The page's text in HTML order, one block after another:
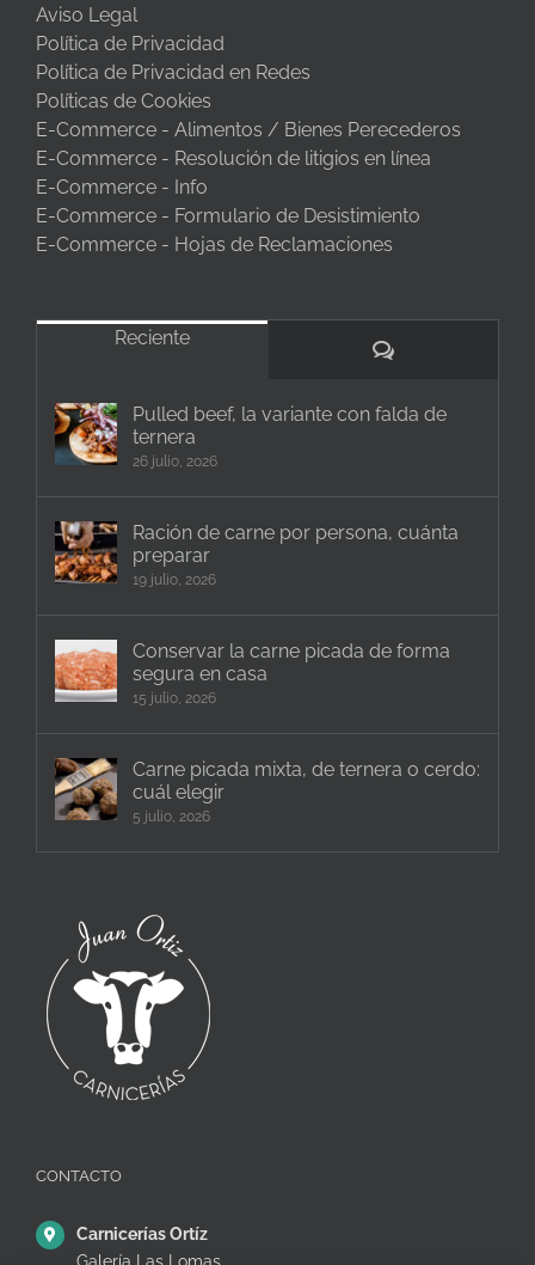
Aviso Legal
Política de Privacidad
Política de Privacidad en Redes
Políticas de Cookies
E-Commerce - Alimentos / Bienes Perecederos
E-Commerce - Resolución de litigios en línea
E-Commerce - Info
E-Commerce - Formulario de Desistimiento
E-Commerce - Hojas de Reclamaciones
Reciente
Comentarios
Pulled beef, la variante con falda de
ternera
26 julio, 2026
Ración de carne por persona, cuánta
preparar
19 julio, 2026
Conservar la carne picada de forma
segura en casa
15 julio, 2026
Carne picada mixta, de ternera o cerdo:
cuál elegir
5 julio, 2026
CONTACTO
Carnicerías Ortíz